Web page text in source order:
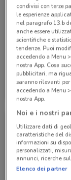
Alpitour
Scade il 31/10
condivisi con terze
le esperienze
nel paragrafo 13.b
anche essere
scientifiche e
tendenze. Puoi
accedendo a Menu
nostra App. Cosa
pubblicitari, ma
saranno rilevanti
accedendo a Menu
nostra App.
Noi e i nostri
Utilizzare dati di
caratteristiche del
informazioni su
personalizzati,
annunci, ricerche
Elenco dei partner